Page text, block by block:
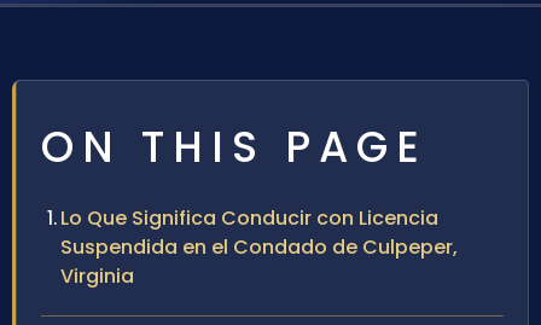
ON THIS PAGE
Lo Que Significa Conducir con Licencia
Suspendida en el Condado de Culpeper,
Virginia